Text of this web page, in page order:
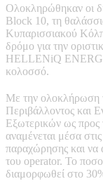
Ολοκληρώθηκαν οι
Block 10, τη
Κυπαρισσιακού
δρόμο για την
HELLENiQ ENERGY
κολοσσό.
Με την ολοκλήρωση
Περιβάλλοντος και
Εξωτερικών ως
αναμένεται μέσα
παραχώρησης και να
του operator. Το
διαμορφωθεί στο